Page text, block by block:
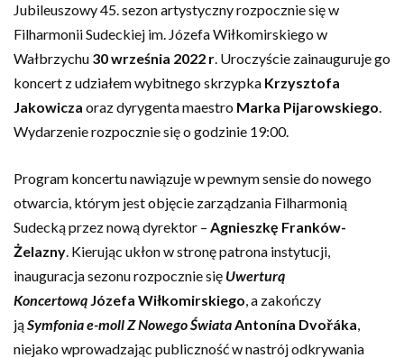
Jubileuszowy 45. sezon artystyczny rozpocznie się w
Filharmonii Sudeckiej im. Józefa Wiłkomirskiego w
Wałbrzychu 30 września 2022 r. Uroczyście zainauguruje go
koncert z udziałem wybitnego skrzypka Krzysztofa
Jakowicza oraz dyrygenta maestro Marka Pijarowskiego.
Wydarzenie rozpocznie się o godzinie 19:00.
Program koncertu nawiązuje w pewnym sensie do nowego
otwarcia, którym jest objęcie zarządzania Filharmonią
Sudecką przez nową dyrektor – Agnieszkę Franków-
Żelazny. Kierując ukłon w stronę patrona instytucji,
inauguracja sezonu rozpocznie się Uwerturą
Koncertową Józefa Wiłkomirskiego, a zakończy
jąSymfonia e-moll Z Nowego ŚwiataAntonína Dvořáka,
niejako wprowadzając publiczność w nastrój odkrywania